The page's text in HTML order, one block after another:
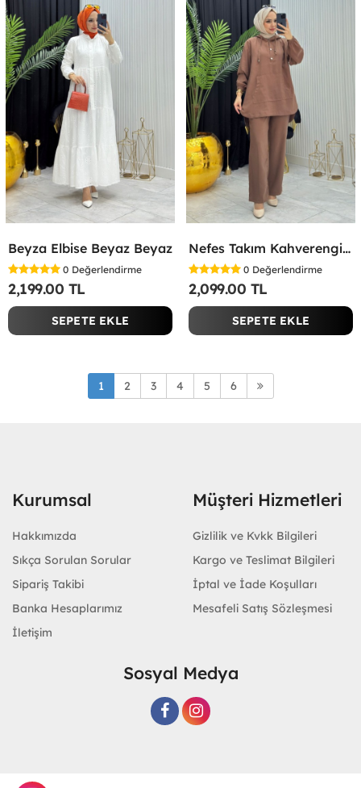
Beyza Elbise Beyaz Beyaz
0 Değerlendirme
2,199.00 TL
SEPETE EKLE
Nefes Takım Kahverengi Kahverengi
0 Değerlendirme
2,099.00 TL
SEPETE EKLE
1 2 3 4 5 6
Kurumsal
Hakkımızda
Sıkça Sorulan Sorular
Sipariş Takibi
Banka Hesaplarımız
İletişim
Müşteri Hizmetleri
Gizlilik ve Kvkk Bilgileri
Kargo ve Teslimat Bilgileri
İptal ve İade Koşulları
Mesafeli Satış Sözleşmesi
Sosyal Medya